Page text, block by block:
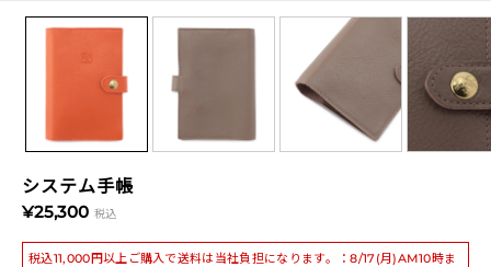
システム手帳
¥25,300 税込
税込11,000円以上ご購入で送料は当社負担になります。：8/17(月)AM10時ま